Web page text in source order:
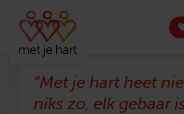
“Met je hart heet
niks zo, elk gebaar